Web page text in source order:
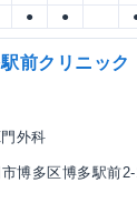
● ●
前クリニック
外科
博多区博多駅前